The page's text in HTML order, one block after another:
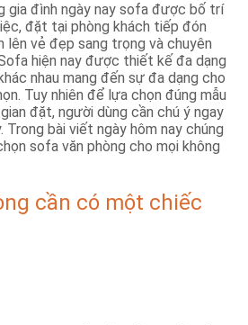
gia đình ngày nay sofa được bố trí
đặt tại phòng khách tiếp đón
lên vẻ đẹp sang trọng và chuyên
hiện nay được thiết kế đa dạng
nhau mang đến sự đa dạng cho
Tuy nhiên để lựa chọn đúng mẫu
đặt, người dùng cần chú ý ngay
bài viết ngày hôm nay chúng
sofa văn phòng cho mọi không
cần có một chiếc